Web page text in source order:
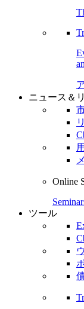
ニュース＆
Online
ツール